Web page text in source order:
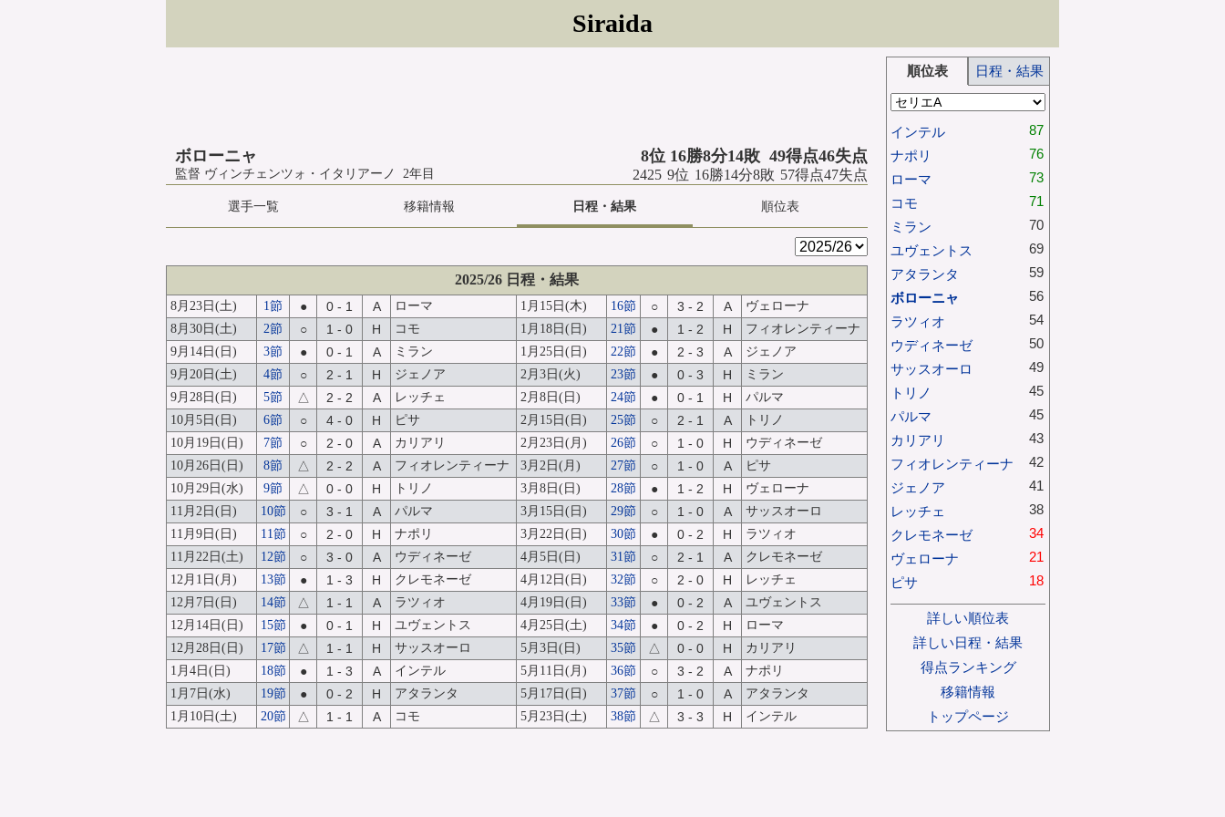
Siraida
ボローニャ
監督 ヴィンチェンツォ・イタリアーノ 2年目
8位 16勝8分14敗 49得点46失点
2425 9位 16勝14分8敗 57得点47失点
選手一覧 移籍情報 日程・結果 順位表
2025/26 日程・結果
8月23日(土) 1節 ● 0 - 1 A
ローマ
8月30日(土)
2節 ○ 1 - 0 H
コモ
9月14日(日)
3節 ● 0 - 1 A
ミラン
9月20日(土)
4節 ○ 2 - 1 H
ジェノア
9月28日(日)
5節 △ 2 - 2 A
レッチェ
10月5日(日)
6節 ○ 4 - 0 H
ピサ
10月19日(日)
7節 ○ 2 - 0 A
カリアリ
10月26日(日)
8節 △ 2 - 2 A
フィオレンティーナ
10月29日(水)
9節 △ 0 - 0 H
トリノ
11月2日(日)
10節 ○ 3 - 1 A
パルマ
11月9日(日)
11節 ○ 2 - 0 H
ナポリ
11月22日(土)
12節 ○ 3 - 0 A
ウディネーゼ
12月1日(月)
13節 ● 1 - 3 H
クレモネーゼ
12月7日(日)
14節 △ 1 - 1 A
ラツィオ
12月14日(日)
15節 ● 0 - 1 H
ユヴェントス
12月28日(日)
17節 △ 1 - 1 H
サッスオーロ
1月4日(日)
18節 ● 1 - 3 A
インテル
1月7日(水)
19節 ● 0 - 2 H
アタランタ
1月10日(土)
20節 △ 1 - 1 A コモ
1月15日(木) 16節 ○ 3 - 2 A
ヴェローナ
1月18日(日)
21節 ● 1 - 2 H
フィオレンティーナ
1月25日(日)
22節 ● 2 - 3 A
ジェノア
2月3日(火)
23節 ● 0 - 3 H
ミラン
2月8日(日)
24節 ● 0 - 1 H
パルマ
2月15日(日)
25節 ○ 2 - 1 A
トリノ
2月23日(月)
26節 ○ 1 - 0 H
ウディネーゼ
3月2日(月)
27節 ○ 1 - 0 A
ピサ
3月8日(日)
28節 ● 1 - 2 H
ヴェローナ
3月15日(日)
29節 ○ 1 - 0 A
サッスオーロ
3月22日(日)
30節 ● 0 - 2 H
ラツィオ
4月5日(日)
31節 ○ 2 - 1 A
クレモネーゼ
4月12日(日)
32節 ○ 2 - 0 H
レッチェ
4月19日(日)
33節 ● 0 - 2 A
ユヴェントス
4月25日(土)
34節 ● 0 - 2 H
ローマ
5月3日(日)
35節 △ 0 - 0 H
カリアリ
5月11日(月)
36節 ○ 3 - 2 A
ナポリ
5月17日(日)
37節 ○ 1 - 0 A
アタランタ
5月23日(土)
38節 △ 3 - 3 H インテル
順位表 日程・結果
インテル
87
ナポリ
76
ローマ
73
コモ
71
ミラン
70
ユヴェントス
69
アタランタ
59
ボローニャ
56
ラツィオ
54
ウディネーゼ
50
サッスオーロ
49
トリノ
45
パルマ
45
カリアリ
43
フィオレンティーナ
42
ジェノア
41
レッチェ
38
クレモネーゼ
34
ヴェローナ
21
ピサ
18
詳しい順位表
詳しい日程・結果
得点ランキング
移籍情報
トップページ